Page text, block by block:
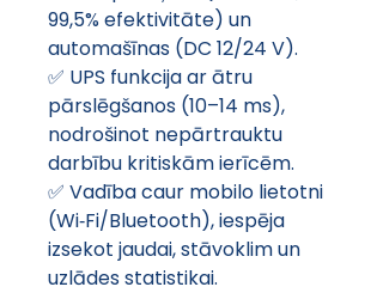
99,5% efektivitāte) un
automašīnas (DC 12/24 V).
✅ UPS funkcija ar ātru
pārslēgšanos (10–14 ms),
nodrošinot nepārtrauktu
darbību kritiskām ierīcēm.
✅ Vadība caur mobilo lietotni
(Wi‑Fi/Bluetooth), iespēja
izsekot jaudai, stāvoklim un
uzlādes statistikai.